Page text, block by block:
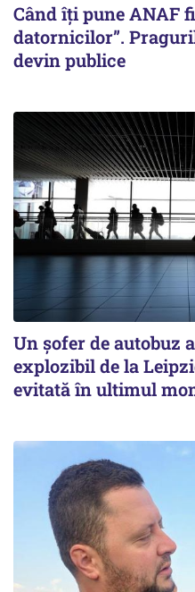
Când îți pune ANAF
datornicilor”.
devin publice
Un șofer de autobuz
explozibil de la
evitată în ultimul